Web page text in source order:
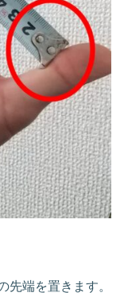
先端を置きます。